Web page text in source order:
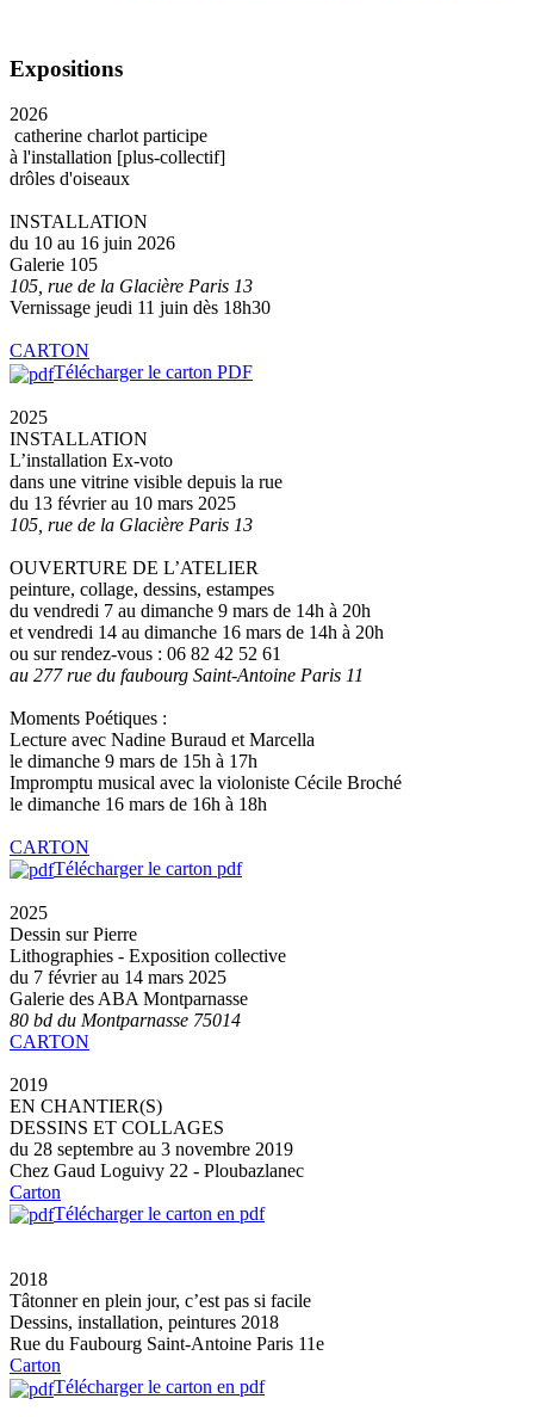
Expositions
2026
catherine charlot participe
à l'installation [plus-collectif]
drôles d'oiseaux
INSTALLATION
du 10 au 16 juin 2026
Galerie 105
105, rue de la Glacière Paris 13
Vernissage jeudi 11 juin dès 18h30
CARTON
Télécharger le carton PDF
2025
INSTALLATION
L’installation Ex-voto
dans une vitrine visible depuis la rue
du 13 février au 10 mars 2025
105, rue de la Glacière Paris 13
OUVERTURE DE L’ATELIER
peinture, collage, dessins, estampes
du vendredi 7 au dimanche 9 mars de 14h à 20h
et vendredi 14 au dimanche 16 mars de 14h à 20h
ou sur rendez-vous : 06 82 42 52 61
au 277 rue du faubourg Saint-Antoine Paris 11
Moments Poétiques :
Lecture avec Nadine Buraud et Marcella
le dimanche 9 mars de 15h à 17h
Impromptu musical avec la violoniste Cécile Broché
le dimanche 16 mars de 16h à 18h
CARTON
Télécharger le carton pdf
2025
Dessin sur Pierre
Lithographies - Exposition collective
du 7 février au 14 mars 2025
Galerie des ABA Montparnasse
80 bd du Montparnasse 75014
CARTON
2019
EN CHANTIER(S)
DESSINS ET COLLAGES
du 28 septembre au 3 novembre 2019
Chez Gaud Loguivy 22 - Ploubazlanec
Carton
Télécharger le carton en pdf
2018
Tâtonner en plein jour, c’est pas si facile
Dessins, installation, peintures 2018
Rue du Faubourg Saint-Antoine Paris 11e
Carton
Télécharger le carton en pdf